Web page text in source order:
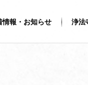
情報・お知らせ 浄法